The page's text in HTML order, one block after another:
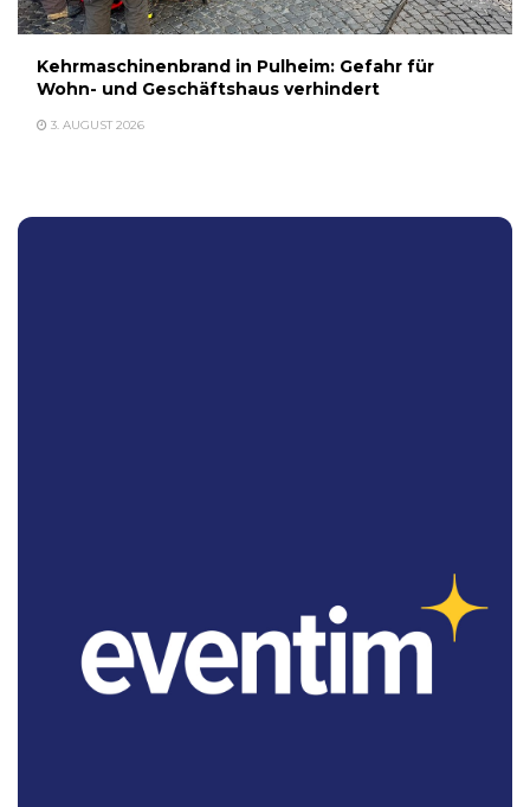
Kehrmaschinenbrand in Pulheim: Gefahr für
Wohn- und Geschäftshaus verhindert
3. AUGUST 2026